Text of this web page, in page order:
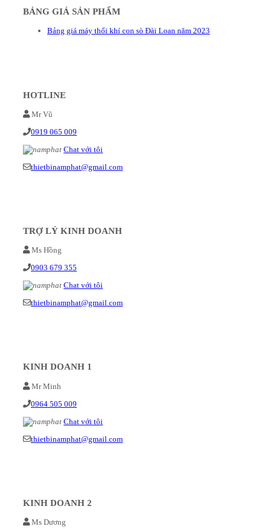
BẢNG GIÁ SẢN PHẨM
Bảng giá máy thổi khí con sò Đài Loan năm 2023
HOTLINE
Mr Vũ
0919 065 009
Chat với tôi
thietbinamphat@gmail.com
TRỢ LÝ KINH DOANH
Ms Hồng
0903 679 355
Chat với tôi
thietbinamphat@gmail.com
KINH DOANH 1
Mr Minh
0964 505 009
Chat với tôi
thietbinamphat@gmail.com
KINH DOANH 2
Ms Dương